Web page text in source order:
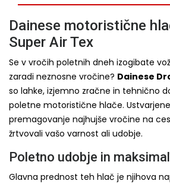
Dainese motoristične
Super Air Tex
Se v vročih poletnih dneh izogibate
zaradi neznosne vročine? Dainese
so lahke, izjemno zračne in tehnično
poletne motoristične hlače.
premagovanje najhujše vročine na
žrtvovali vašo varnost ali udobje.
Poletno udobje in
Glavna prednost teh hlač je njihova